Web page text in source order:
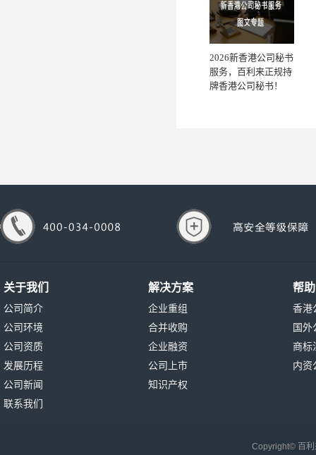
2026新香港公司秘书
服务，百利来正规持
牌香港公司秘书！
关于我们
公司简介
公司环境
公司资质
发展历程
公司新闻
联系我们
解决方案
企业重组
合并收购
企业融资
公司上市
知识产权
帮
香港
国外
商标
内资
Copyright© 百